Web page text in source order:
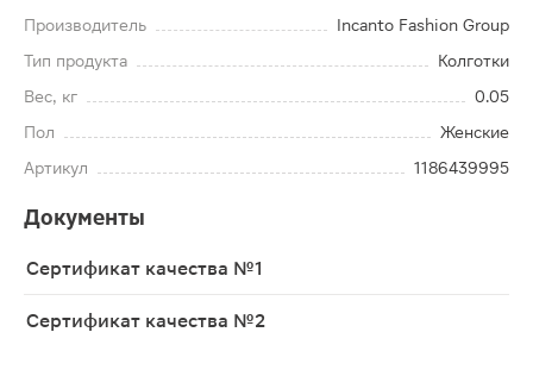
Производитель
Incanto Fashion Group
Тип продукта
Колготки
Вес, кг
0.05
Пол
Женские
Артикул
1186439995
Документы
Сертификат качества №1
Сертификат качества №2